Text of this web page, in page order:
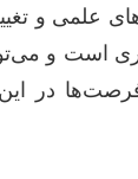
علمی و
است و